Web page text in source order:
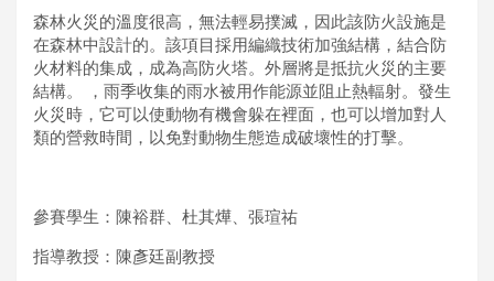
森林火災的溫度很高，無法輕易撲滅，因此該防火設施是
在森林中設計的。該項目採用編織技術加強結構，結合防
火材料的集成，成為高防火塔。外層將是抵抗火災的主要
結構。 ，雨季收集的雨水被用作能源並阻止熱輻射。發生
火災時，它可以使動物有機會躲在裡面，也可以增加對人
類的營救時間，以免對動物生態造成破壞性的打擊。
參賽學生：陳裕群、杜其燁、張瑄祐
指導教授：陳彥廷副教授